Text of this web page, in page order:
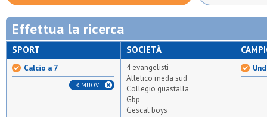
Effettua la ricerca
SPORT
Calcio a 7
RIMUOVI
SOCIETÀ
4 evangelisti
Atletico meda sud
Collegio guastalla
Gbp
Gescal boys